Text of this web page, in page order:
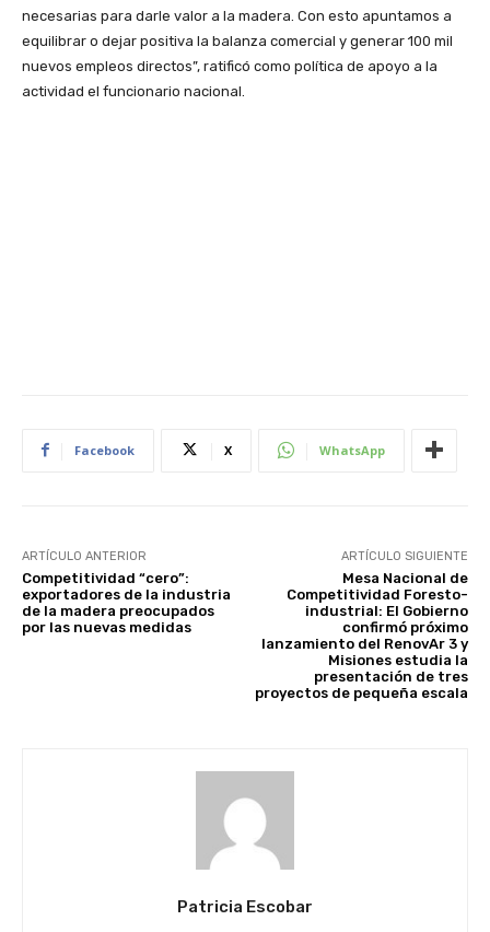
necesarias para darle valor a la madera. Con esto apuntamos a
equilibrar o dejar positiva la balanza comercial y generar 100 mil
nuevos empleos directos”, ratificó como política de apoyo a la
actividad el funcionario nacional.
Facebook X WhatsApp
ARTÍCULO ANTERIOR
Competitividad “cero”:
exportadores de la industria
de la madera preocupados
por las nuevas medidas
ARTÍCULO SIGUIENTE
Mesa Nacional de
Competitividad Foresto-
industrial: El Gobierno
confirmó próximo
lanzamiento del RenovAr 3 y
Misiones estudia la
presentación de tres
proyectos de pequeña escala
Patricia Escobar